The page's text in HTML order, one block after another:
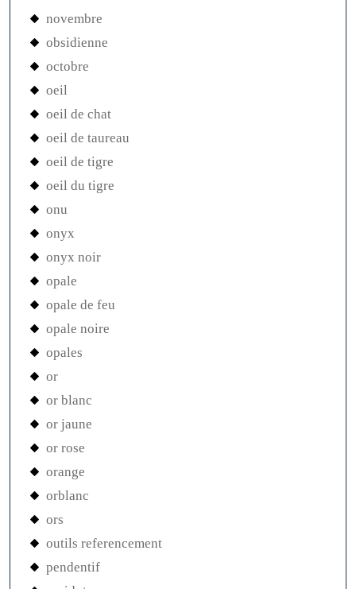
novembre
obsidienne
octobre
oeil
oeil de chat
oeil de taureau
oeil de tigre
oeil du tigre
onu
onyx
onyx noir
opale
opale de feu
opale noire
opales
or
or blanc
or jaune
or rose
orange
orblanc
ors
outils referencement
pendentif